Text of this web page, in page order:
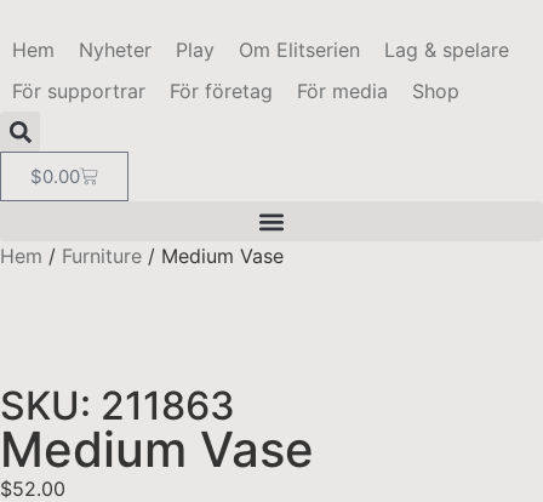
Hem Nyheter Play Om Elitserien
Lag & spelare
För supportrar
För företag För media Shop
$0.00
Hem / Furniture / Medium Vase
SKU: 211863
Medium Vase
$52.00